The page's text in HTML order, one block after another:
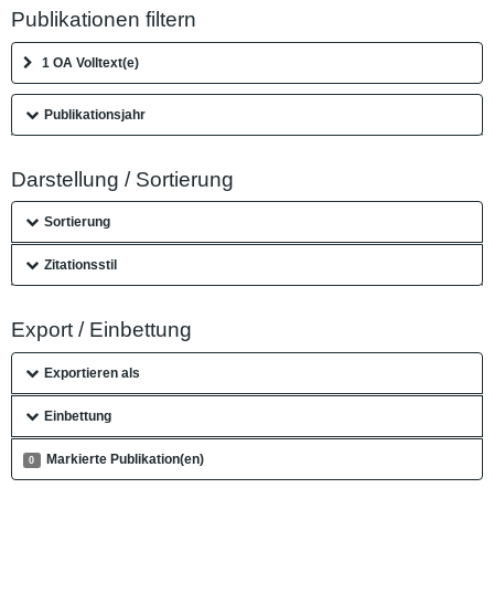
Publikationen filtern
1 OA Volltext(e)
Publikationsjahr
Darstellung / Sortierung
Sortierung
Zitationsstil
Export / Einbettung
Exportieren als
Einbettung
0 Markierte Publikation(en)